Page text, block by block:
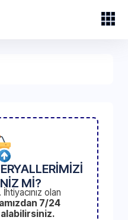
Mİ?
İhtiyacınız olan
7/24